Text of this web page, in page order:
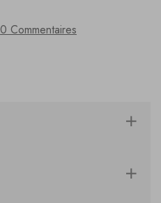
0 Commentaires